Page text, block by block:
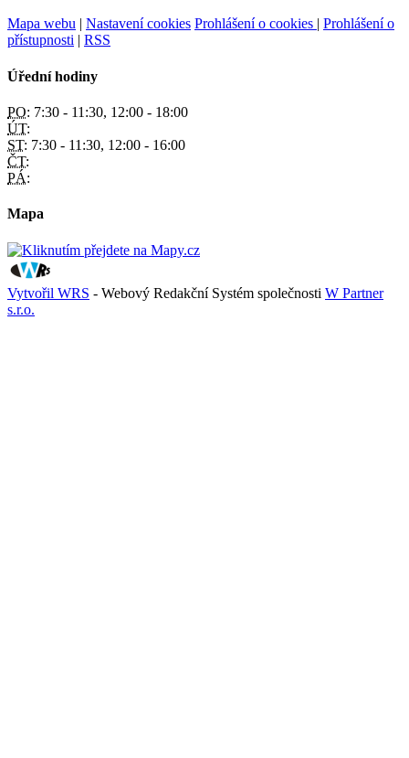
Mapa webu Nastavení cookies Prohlášení o cookies
Prohlášení o
přístupnosti
RSS
Úřední hodiny
PO: 7:30 - 11:30, 12:00 - 18:00
ÚT:
ST: 7:30 - 11:30, 12:00 - 16:00
ČT:
PÁ:
Mapa
Vytvořil WRS - Webový Redakční Systém společnosti W Partner
s.r.o.